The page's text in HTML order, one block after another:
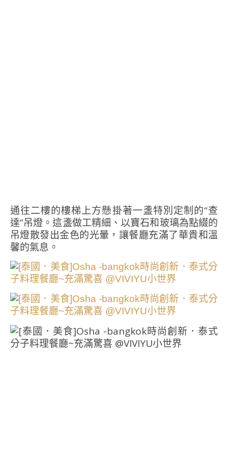
通往二樓的樓梯上方懸掛著一盞特別定制的“查
達”吊燈。這盞做工精細、以寶石和玻璃為點綴的
吊燈散發出金色的光暈，讓餐廳充滿了華貴和溫
馨的氣息。